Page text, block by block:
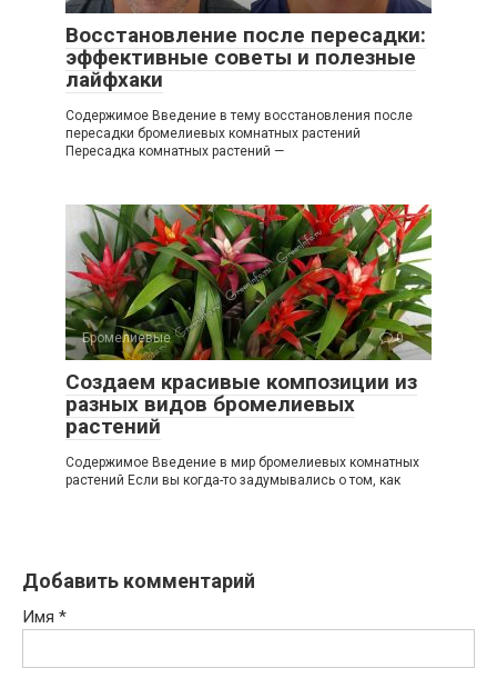
Восстановление после пересадки:
эффективные советы и полезные
лайфхаки
Содержимое Введение в тему восстановления после
пересадки бромелиевых комнатных растений
Пересадка комнатных растений —
Бромелиевые 0
Создаем красивые композиции из
разных видов бромелиевых
растений
Содержимое Введение в мир бромелиевых комнатных
растений Если вы когда-то задумывались о том, как
Добавить комментарий
Имя *